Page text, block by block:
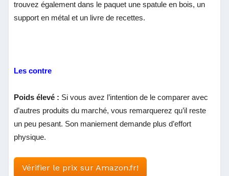
trouvez également dans le paquet une spatule en bois, un
support en métal et un livre de recettes.
Les contre
Poids élevé : Si vous avez l’intention de le comparer avec
d’autres produits du marché, vous remarquerez qu’il reste
un peu pesant. Son maniement demande plus d’effort
physique.
Vérifier le prix sur Amazon.fr!